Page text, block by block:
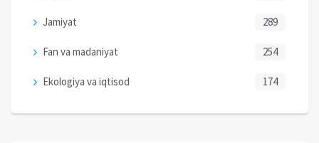
Jamiyat 289
Fan va madaniyat 254
Ekologiya va iqtisod 174